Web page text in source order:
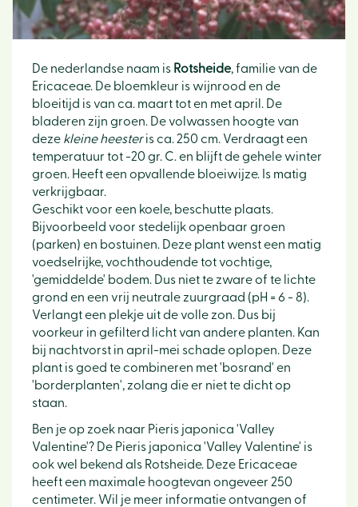
De nederlandse naam is Rotsheide, familie van de
Ericaceae. De bloemkleur is wijnrood en de
bloeitijd is van ca. maart tot en met april. De
bladeren zijn groen. De volwassen hoogte van
deze kleine heesteris ca. 250 cm. Verdraagt een
temperatuur tot -20 gr. C. en blijft de gehele winter
groen. Heeft een opvallende bloeiwijze. Is matig
verkrijgbaar.
Geschikt voor een koele, beschutte plaats.
Bijvoorbeeld voor stedelijk openbaar groen
(parken) en bostuinen. Deze plant wenst een matig
voedselrijke, vochthoudende tot vochtige,
'gemiddelde' bodem. Dus niet te zware of te lichte
grond en een vrij neutrale zuurgraad (pH = 6 - 8).
Verlangt een plekje uit de volle zon. Dus bij
voorkeur in gefilterd licht van andere planten. Kan
bij nachtvorst in april-mei schade oplopen. Deze
plant is goed te combineren met 'bosrand' en
'borderplanten', zolang die er niet te dicht op
staan.
Ben je op zoek naar Pieris japonica 'Valley
Valentine'? De Pieris japonica 'Valley Valentine' is
ook wel bekend als Rotsheide. Deze Ericaceae
heeft een maximale hoogtevan ongeveer 250
centimeter. Wil je meer informatie ontvangen of